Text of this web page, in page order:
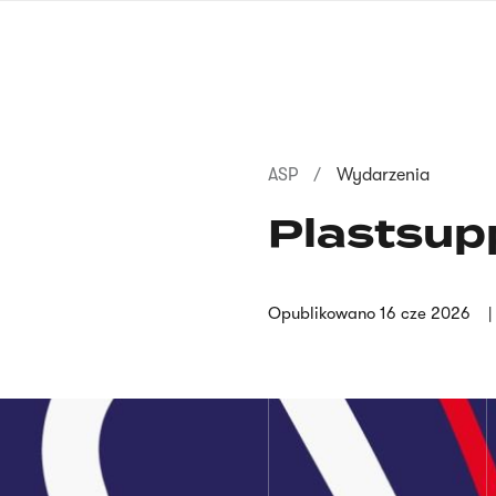
Ścieżka
nawigacyjna
ASP Wydarzenia
Opublikowano 16 cze 2026